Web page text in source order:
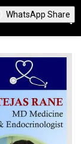
WhatsApp Share